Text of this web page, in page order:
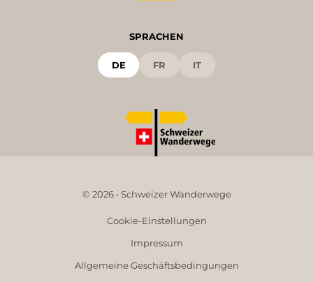
SPRACHEN
DE FR IT
© 2026 • Schweizer Wanderwege
Cookie-Einstellungen
Impressum
Allgemeine Geschäftsbedingungen